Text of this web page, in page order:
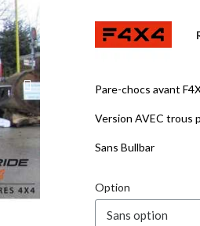
Pare-chocs avant
Version AVEC trous
Sans Bullbar
Option